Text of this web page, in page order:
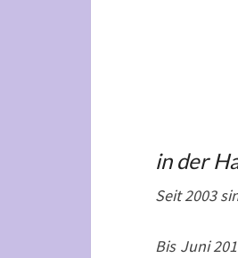
in der
Seit 2003
Bis Juni